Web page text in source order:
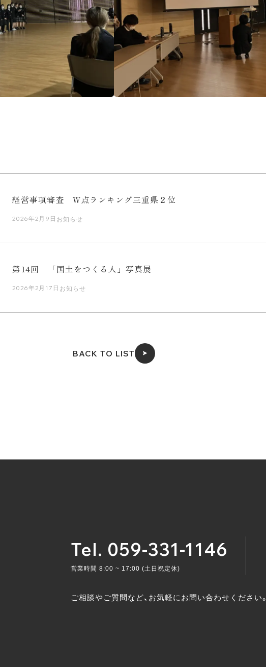
経営事項審査 W点ランキング三重県２位
2026年2月9日 お知らせ
第14回 「国土をつくる人」写真展
2026年2月17日 お知らせ
BACK TO LIST
Tel. 059-331-1146
営業時間 8:00 ~ 17:00 (土日祝定休)
ご相談やご質問など、お気軽にお問い合わせください。